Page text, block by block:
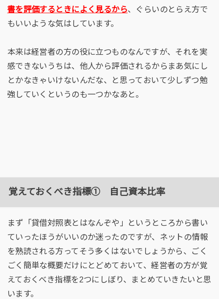
書を評価するときによく見るから、ぐらいのとらえ方で
もいいような気はしています。
本来は経営者の方の役に立つものなんですが、それを実
感できないうちは、他人から評価されるからまあ気にし
とかなきゃいけないんだな、と思っておいて少しずつ勉
強していくというのも一つかなあと。
覚えておくべき指標① 自己資本比率
まず「貸借対照表とはなんぞや」というところから書い
ていったほうがいいのか迷ったのですが、ネットの情報
を熟読される方ってそう多くはないでしょうから、ごく
ごく簡単な概要だけにとどめておいて、経営者の方が覚
えておくべき指標を2つにしぼり、まとめていきたいと思
います。